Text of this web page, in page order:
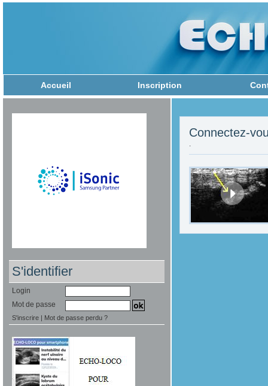
Accueil Inscription
S'identifier
Login
Mot de passe
S'inscrire | Mot de passe perdu ?
Connectez-
.